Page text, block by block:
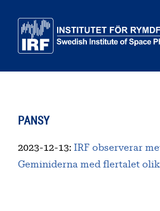
PANSY
2023-12-13:
IRF observerar
Geminiderna med flertalet